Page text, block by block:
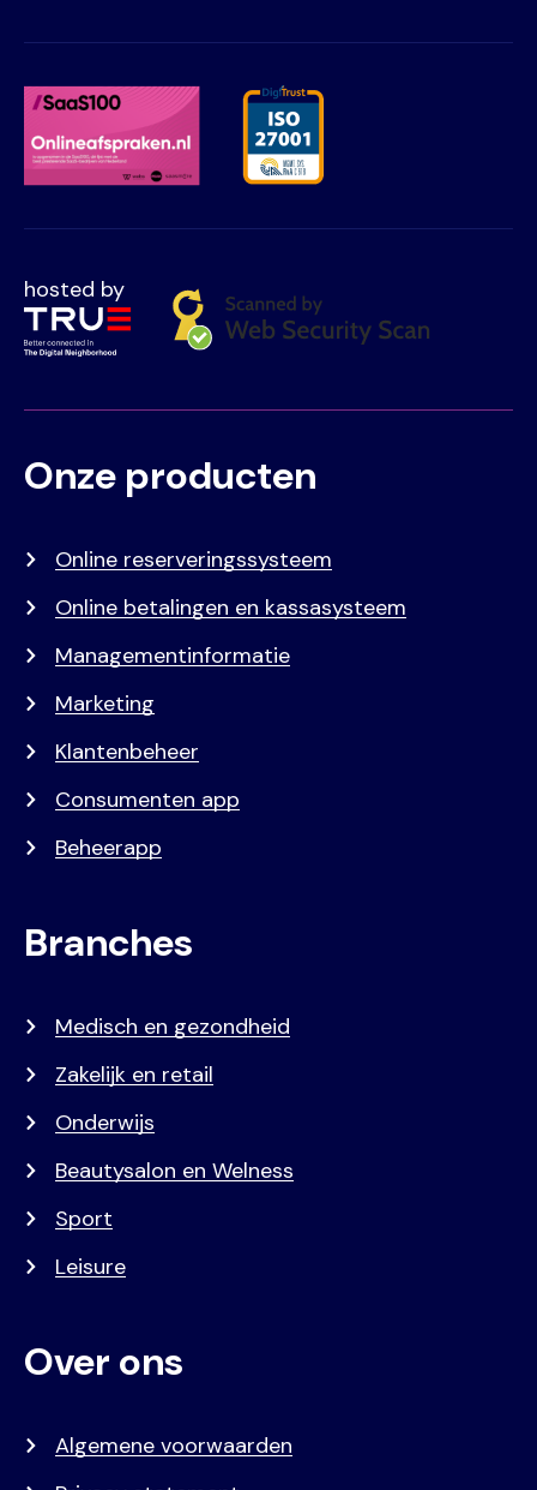
hosted by
Voet
Primair
Onze producten
Online reserveringssysteem
Online betalingen en kassasysteem
Managementinformatie
Marketing
Klantenbeheer
Consumenten app
Beheerapp
Branches
Medisch en gezondheid
Zakelijk en retail
Onderwijs
Beautysalon en Welness
Sport
Leisure
Over ons
Algemene voorwaarden